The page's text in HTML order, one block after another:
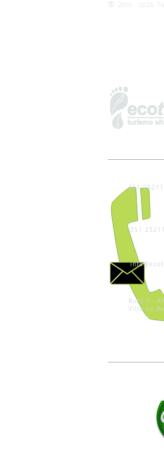
® 2016 - 2026.
351
351
Ruta 5 -
Villa La